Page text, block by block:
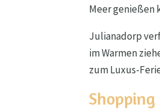
Meer genießen
Julianadorp
im Warmen
zum Luxus-